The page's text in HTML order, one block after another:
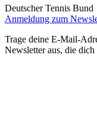
Deutscher Tennis Bund
Anmeldung zum
Trage deine E-Mail-
Newsletter aus, die dich